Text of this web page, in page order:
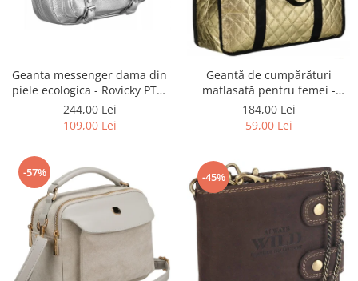
Geanta messenger dama din
piele ecologica - Rovicky PTR-
R-TOR-ALE-2-3776 SIL
244,00 Lei
109,00 Lei
Geantă de cumpărături
matlasată pentru femei -
Rovicky PTR-RSPV-001P-5277
GOLD
184,00 Lei
59,00 Lei
-57% -45%